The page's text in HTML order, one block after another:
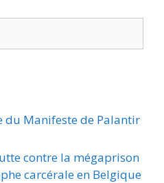
du Manifeste de Palantir
contre la mégaprison
carcérale en Belgique